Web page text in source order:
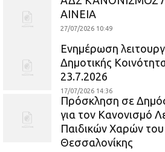
ΑΙΝΕΙΑ
27/07/2026 10:49
Ενημέρωση
Δημοτικής
23.7.2026
17/07/2026 14:36
Πρόσκληση σε
για τον Κανονισμό
Παιδικών Χαρών
Θεσσαλονίκης